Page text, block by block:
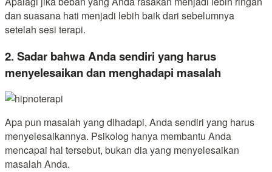
dan suasana hati menjadi lebih baik dari sebelumnya
setelah sesi terapi.
2. Sadar bahwa Anda sendiri yang harus
menyelesaikan dan menghadapi masalah
Apa pun masalah yang dihadapi, Anda sendiri yang harus
menyelesaikannya. Psikolog hanya membantu Anda
mencapai hal tersebut, bukan dia yang menyelesaikan
masalah Anda.